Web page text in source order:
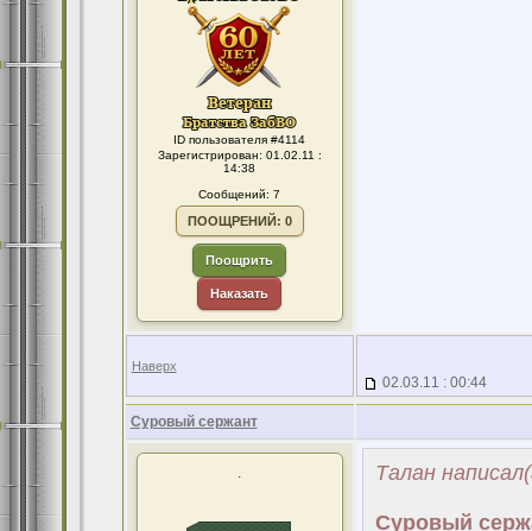
ID пользователя #4114
Зарегистрирован: 01.02.11 :
14:38
Сообщений: 7
ПООЩРЕНИЙ: 0
Поощрить
Наказать
Наверх
02.03.11 : 00:44
Суровый сержант
. Талан
Суровый